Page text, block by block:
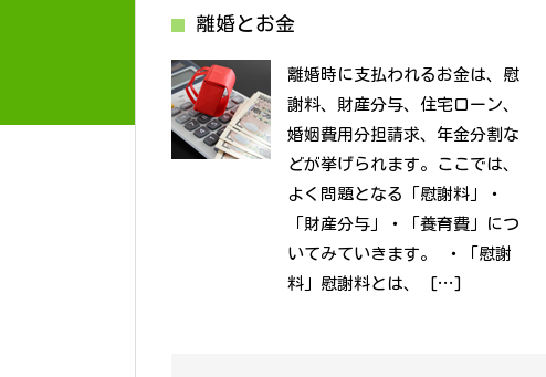
離婚とお金
離婚時に支払われるお金は、慰
謝料、財産分与、住宅ローン、
婚姻費用分担請求、年金分割な
どが挙げられます。ここでは、
よく問題となる「慰謝料」・
「財産分与」・「養育費」につ
いてみていきます。 ・「慰謝
料」慰謝料とは、 […]